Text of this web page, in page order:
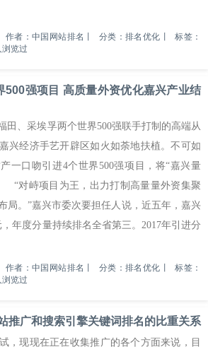
作者：中国网站排名 分类：排名优化
标签：
览过
500强项目 高质量外资优化嘉兴产业结
、采埃孚两个世界500强联手打制的高端从
兴经济手艺开辟区如火如荼地扶植。不可如
一口吻引进4个世界500强项目，将“嘉兴量
对峙项目为王，出力打制高量量外资集聚
局。”嘉兴市委次要担任人说，近五年，嘉兴
年度分量持续排名全省第三。2017年引进分
作者：中国网站排名 分类：排名优化
标签：
览过
推广和搜索引擎关键词排名的比重关系
现现在正在收集推广的各个方面来说，目